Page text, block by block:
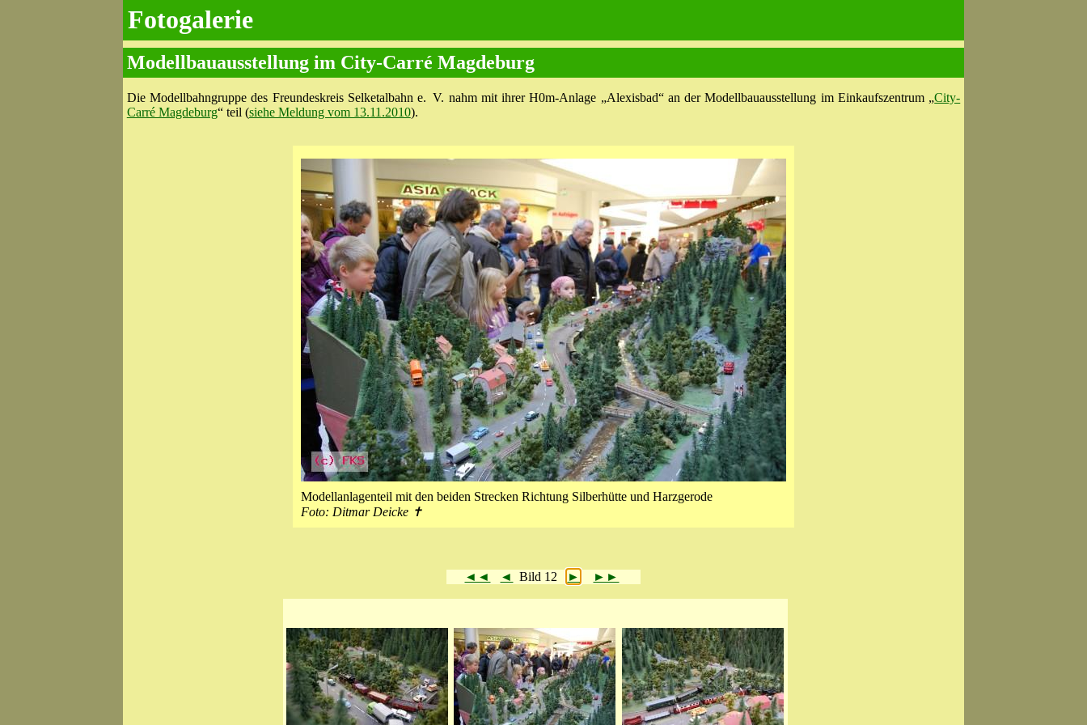
Fotogalerie
Modellbauausstellung im City-Carré Magdeburg
Die Modellbahngruppe des Freundeskreis Selketalbahn e. V. nahm mit ihrer H0m-Anlage „Alexisbad“ an der Modellbauausstellung im Einkaufszentrum „City-
Carré Magdeburg“ teil (siehe Meldung vom 13.11.2010).
Modellanlagenteil mit den beiden Strecken Richtung Silberhütte und Harzgerode
Foto: Ditmar Deicke ✝
◄◄ ◄ Bild 12 ► ►►